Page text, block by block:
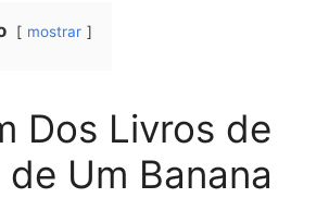
mostrar
Dos Livros de
de Um Banana